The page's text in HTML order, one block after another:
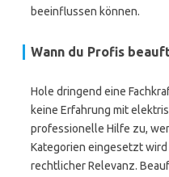
beeinflussen können.
Wann du Profis
Hole dringend eine
keine Erfahrung mit
professionelle Hilfe zu,
Kategorien eingesetzt
rechtlicher Relevanz.